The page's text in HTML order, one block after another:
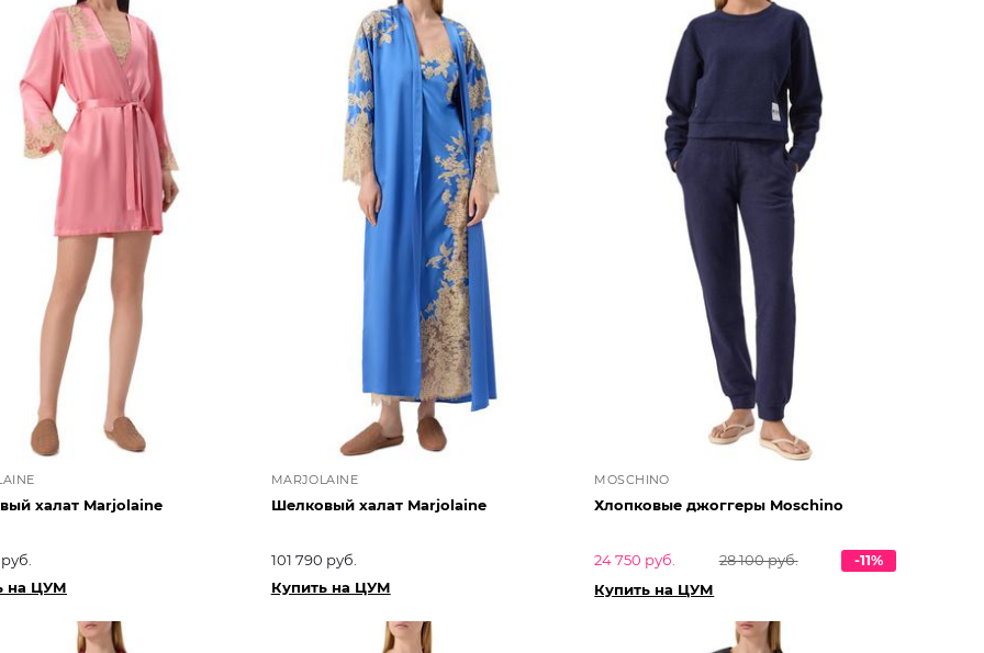
халат Marjolaine
на ЦУМ
MARJOLAINE
Шелковый халат Marjolaine
101 790 руб.
Купить на ЦУМ
MOSCHINO
Хлопковые джоггеры Moschino
24 750 руб. 28 100 руб.
-11%
Купить на ЦУМ